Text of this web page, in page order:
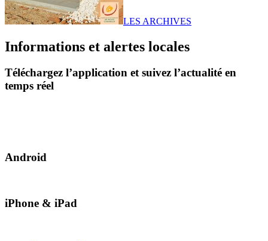
LES ARCHIVES
Informations et alertes locales
Téléchargez l’application et suivez l’actualité en
temps réel
Android
iPhone & iPad